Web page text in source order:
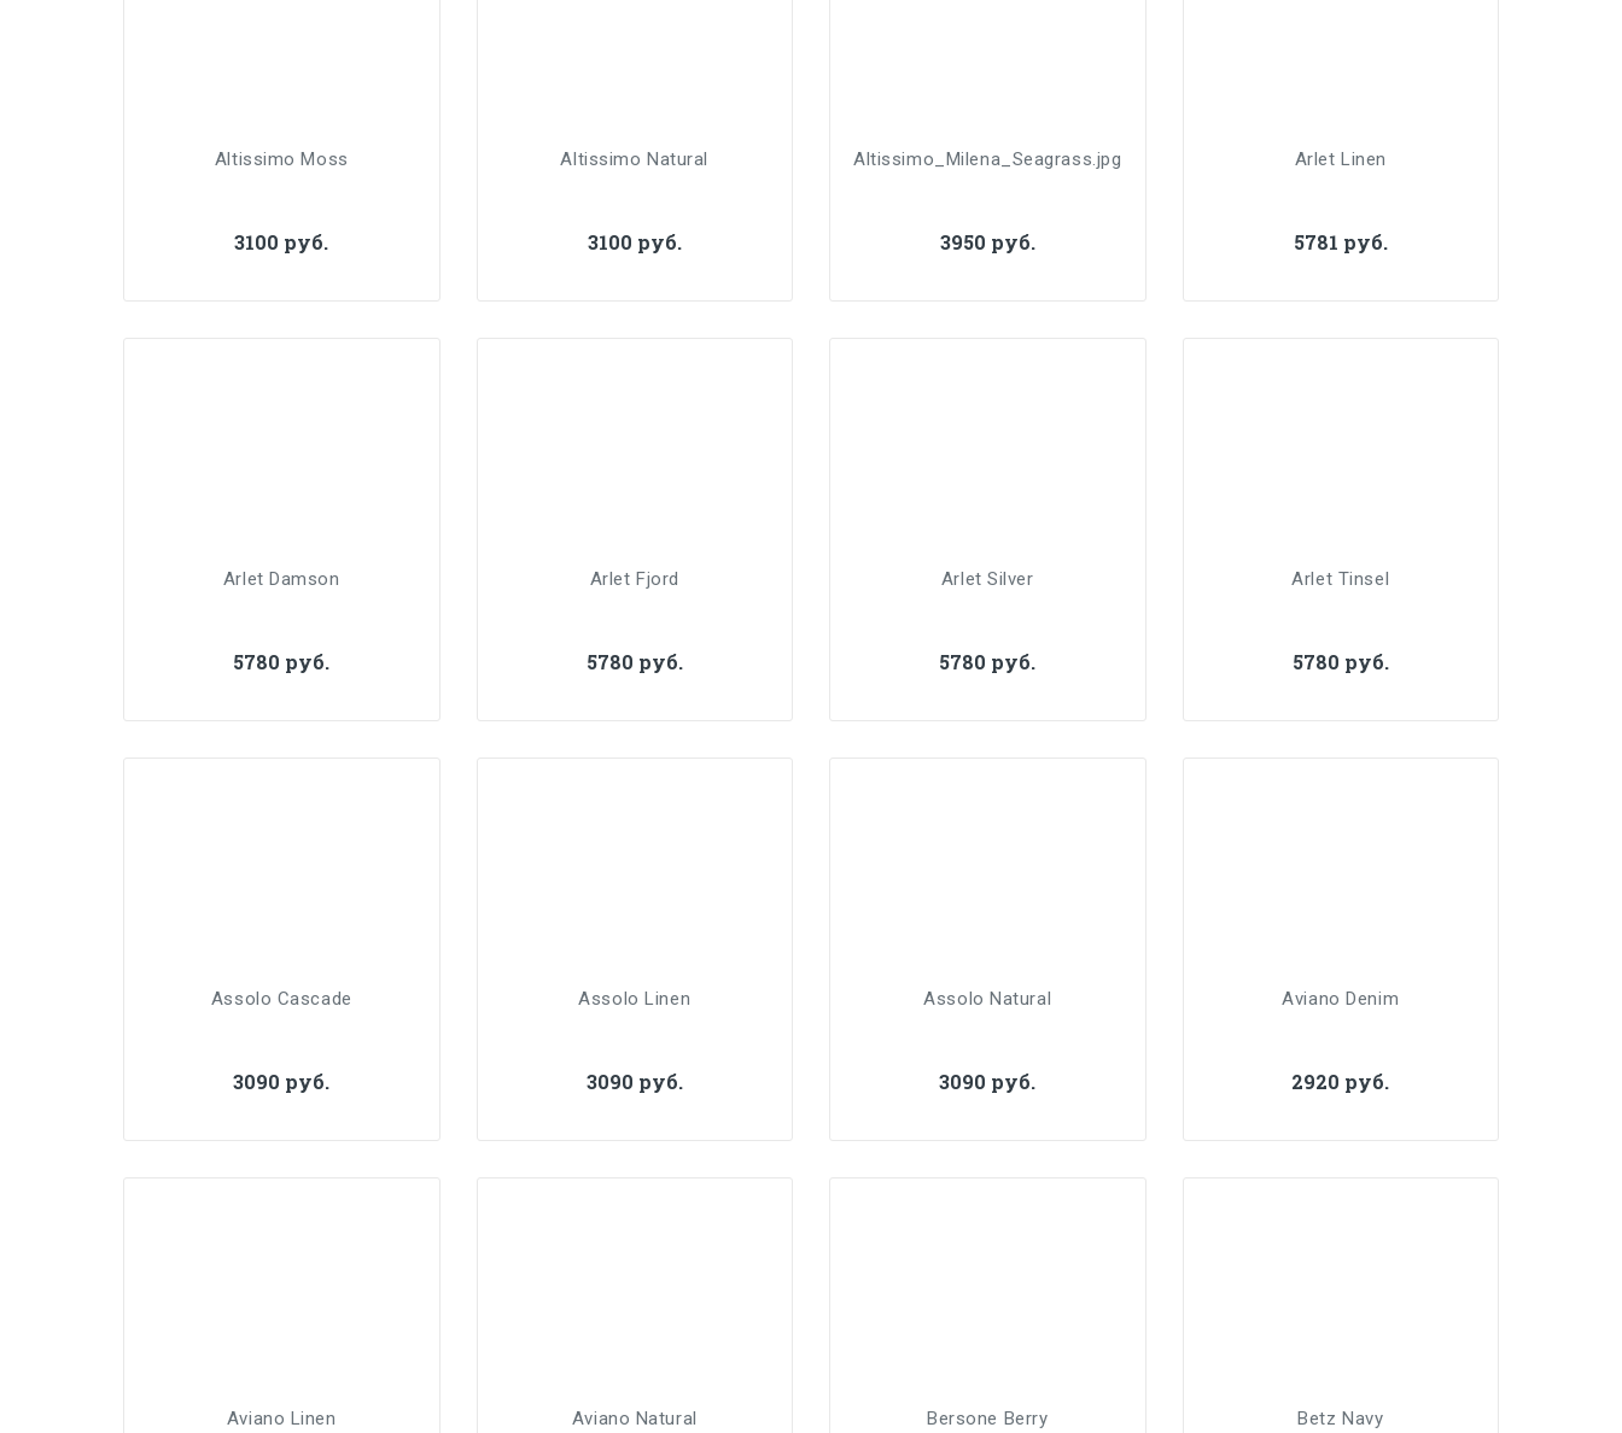
Altissimo Moss
3100 руб.
Altissimo Natural
3100 руб.
Altissimo_Milena_Seagrass.jpg
3950 руб.
Arlet Linen
5781 руб.
Arlet Damson
5780 руб.
Arlet Fjord
5780 руб.
Arlet Silver
5780 руб.
Arlet Tinsel
5780 руб.
Assolo Cascade
3090 руб.
Assolo Linen
3090 руб.
Assolo Natural
3090 руб.
Aviano Denim
2920 руб.
Aviano Linen Aviano Natural Bersone Berry Betz Navy